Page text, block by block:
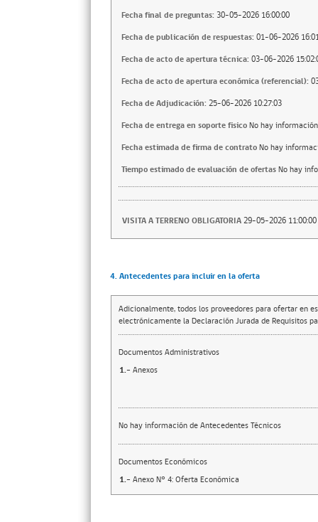
Fecha final de preguntas: 30-05-2026 16:00:00
Fecha de publicación de respuestas: 01-06-2026
Fecha de acto de apertura técnica: 03-06-2026
Fecha de acto de apertura económica (referencial):
Fecha de Adjudicación: 25-06-2026 10:27:03
Fecha de entrega en soporte fisicoNo hay información
Fecha estimada de firma de contratoNo hay
Tiempo estimado de evaluación de ofertasNo hay
VISITA A TERRENO OBLIGATORIA29-05-2026 11:00:00
4. Antecedentes para incluir en la oferta
Adicionalmente, todos los proveedores para ofertar en
electrónicamente la Declaración Jurada de Requisitos
Documentos Administrativos
1.- Anexos
No hay información de Antecedentes Técnicos
Documentos Económicos
1.- Anexo N° 4: Oferta Económica